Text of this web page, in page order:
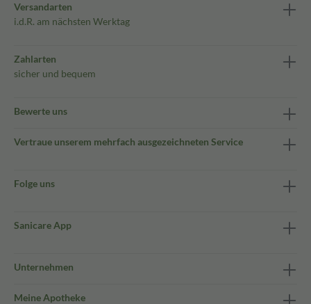
Versandarten
i.d.R. am nächsten Werktag
Zahlarten
sicher und bequem
Bewerte uns
Vertraue unserem mehrfach ausgezeichneten Service
Folge uns
Sanicare App
Unternehmen
Meine Apotheke